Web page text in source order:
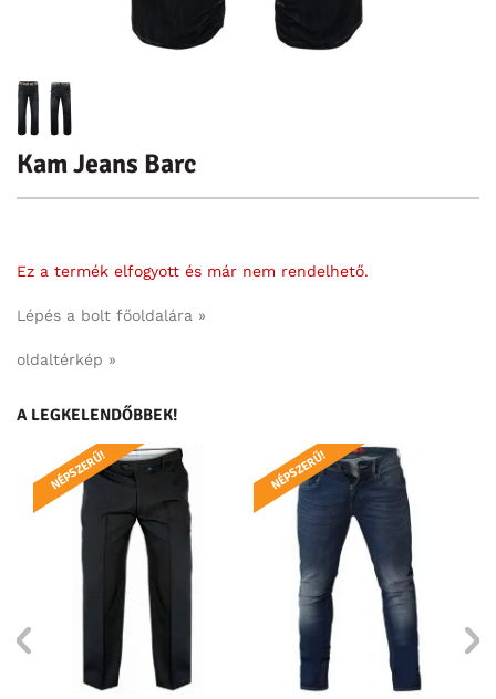
Kam Jeans Barc
Ez a termék elfogyott és már nem rendelhető.
Lépés a bolt főoldalára »
oldaltérkép »
A LEGKELENDŐBBEK!
NÉPSZERŰ! NÉPSZERŰ!